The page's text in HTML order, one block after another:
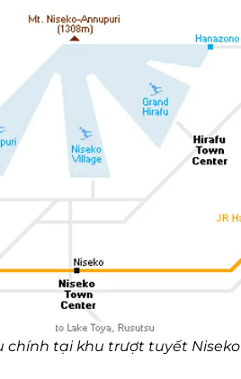
chính tại khu trượt tuyết Niseko